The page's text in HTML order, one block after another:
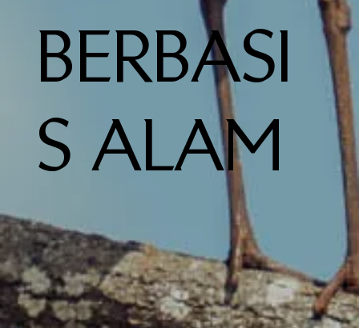
BERBASI
S ALAM